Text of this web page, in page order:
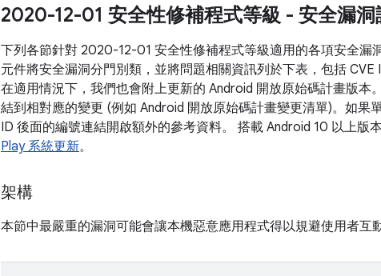
2020-12-01 安全性修補程式等級 - 安全漏洞
下列各節針對 2020-12-01 安全性修補程式等級適用的各項安全漏
元件將安全漏洞分門別類，並將問題相關資訊列於下表，包括 CVE
在適用情況下，我們也會附上更新的 Android 開放原始碼計畫版本
結到相對應的變更 (例如 Android 開放原始碼計畫變更清單)。如果
ID 後面的編號連結開啟額外的參考資料。 搭載 Android 10 以上版
Play 系統更新。
架構
本節中最嚴重的漏洞可能會讓本機惡意應用程式得以規避使用者互